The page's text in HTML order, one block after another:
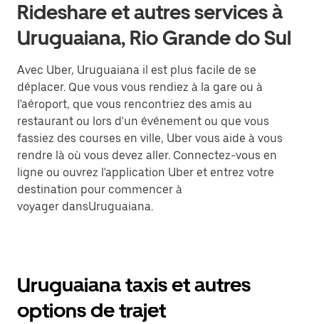
Rideshare et autres services à
Uruguaiana, Rio Grande do Sul
Avec Uber, Uruguaiana il est plus facile de se
déplacer. Que vous vous rendiez à la gare ou à
l'aéroport, que vous rencontriez des amis au
restaurant ou lors d'un événement ou que vous
fassiez des courses en ville, Uber vous aide à vous
rendre là où vous devez aller. Connectez-vous en
ligne ou ouvrez l'application Uber et entrez votre
destination pour commencer à
voyager dansUruguaiana.
Uruguaiana taxis et autres
options de trajet